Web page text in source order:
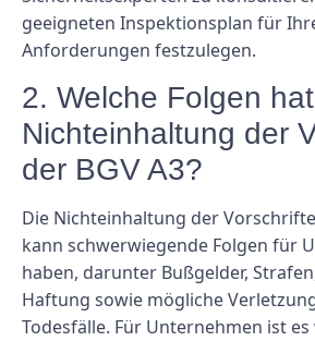
geeigneten Inspektionsplan für
Anforderungen festzulegen.
2. Welche Folgen
Nichteinhaltung der
der BGV A3?
Die Nichteinhaltung der
kann schwerwiegende Folgen für
haben, darunter Bußgelder,
Haftung sowie mögliche
Todesfälle. Für Unternehmen ist